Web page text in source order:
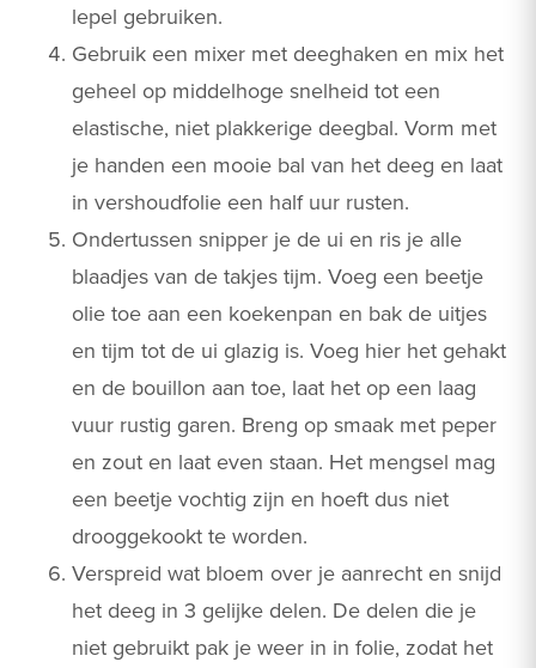
lepel gebruiken.
Gebruik een mixer met deeghaken en mix het
geheel op middelhoge snelheid tot een
elastische, niet plakkerige deegbal. Vorm met
je handen een mooie bal van het deeg en laat
in vershoudfolie een half uur rusten.
Ondertussen snipper je de ui en ris je alle
blaadjes van de takjes tijm. Voeg een beetje
olie toe aan een koekenpan en bak de uitjes
en tijm tot de ui glazig is. Voeg hier het gehakt
en de bouillon aan toe, laat het op een laag
vuur rustig garen. Breng op smaak met peper
en zout en laat even staan. Het mengsel mag
een beetje vochtig zijn en hoeft dus niet
drooggekookt te worden.
Verspreid wat bloem over je aanrecht en snijd
het deeg in 3 gelijke delen. De delen die je
niet gebruikt pak je weer in in folie, zodat het